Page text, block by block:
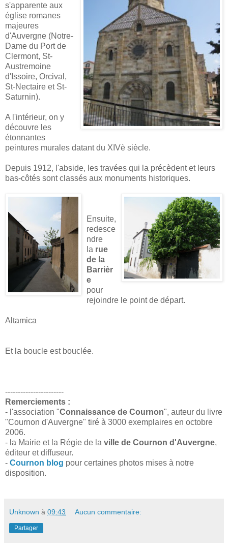
s'apparente aux
église romanes
majeures
d'Auvergne (Notre-
Dame du Port de
Clermont, St-
Austremoine
d'Issoire, Orcival,
St-Nectaire et St-
Saturnin).
A l'intérieur, on y
découvre les
étonnantes
peintures murales datant du XIVè siècle.
Depuis 1912, l'abside, les travées qui la précèdent et leurs
bas-côtés sont classés aux monuments historiques.
Ensuite,
redesce
ndre
la rue
de la
Barrièr
e
pour
rejoindre le point de départ.
Altamica
Et la boucle est bouclée.
-----------------------
Remerciements :
- l'association "Connaissance de Cournon", auteur du livre
"Cournon d'Auvergne" tiré à 3000 exemplaires en octobre
2006.
- la Mairie et la Régie de la ville de Cournon d'Auvergne,
éditeur et diffuseur.
- Cournon blog pour certaines photos mises à notre
disposition.
Unknown à 09:43 Aucun commentaire:
Partager